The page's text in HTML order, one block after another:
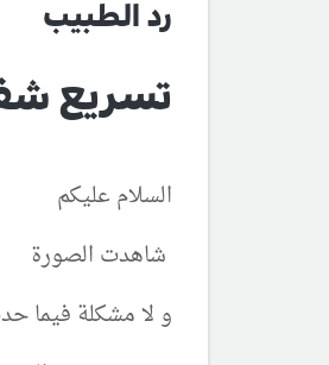
رد الطبيب
تسريع
السلام عليكم
شاهدت الصورة
و لا مشكلة فيما